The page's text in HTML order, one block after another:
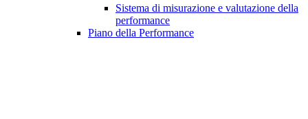
Sistema di misurazione e valutazione della
performance
Piano della Performance